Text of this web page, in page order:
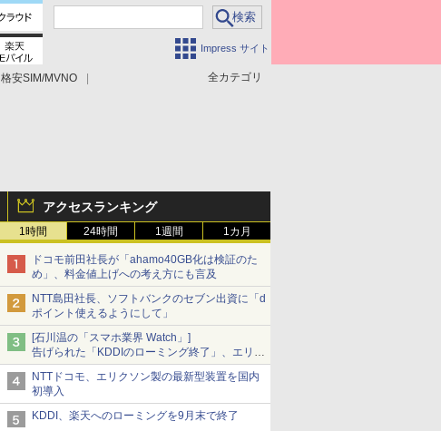
Impress サイト
全カテゴリ
格安SIM/MVNO
アクセスランキング
1時間 24時間 1週間 1カ月
ドコモ前田社長が「ahamo40GB化は検証のた
め」、料金値上げへの考え方にも言及
NTT島田社長、ソフトバンクのセブン出資に「d
ポイント使えるようにして」
[石川温の「スマホ業界 Watch」]
告げられた「KDDIのローミング終了」、エリア
マップの落とし穴と楽天モバイルの課題
NTTドコモ、エリクソン製の最新型装置を国内
初導入
KDDI、楽天へのローミングを9月末で終了